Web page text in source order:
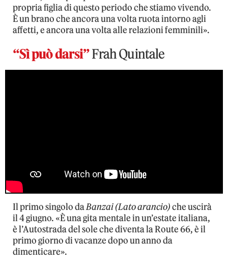
propria figlia di questo periodo che stiamo vivendo.
È un brano che ancora una volta ruota intorno agli
affetti, e ancora una volta alle relazioni femminili».
“Sì può darsi”Frah Quintale
Il primo singolo daBanzai (Lato arancio)che uscirà
il 4 giugno. «È una gita mentale in un’estate italiana,
è l’Autostrada del sole che diventa la Route 66, è il
primo giorno di vacanze dopo un anno da
dimenticare».